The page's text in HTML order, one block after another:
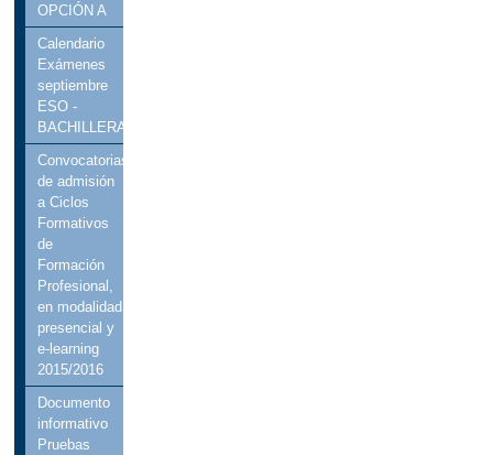
OPCIÓN A
Calendario
Exámenes
septiembre
ESO -
BACHILLERATO
Convocatorias
de admisión
a Ciclos
Formativos
de
Formación
Profesional,
en modalidad
presencial y
e-learning
2015/2016
Documento
informativo
Pruebas